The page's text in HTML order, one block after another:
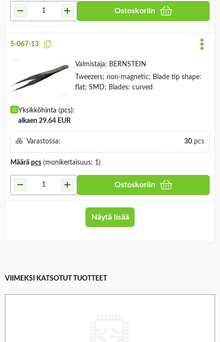
Ostoskoriin
5-067-13
Valmistaja: BERNSTEIN
Tweezers; non-magnetic; Blade tip shape:
flat; SMD; Blades: curved
Yksikköhinta (pcs):
alkaen 29.64 EUR
Varastossa: 30 pcs
Määrä pcs (monikertaisuus: 1)
Ostoskoriin
Näytä lisää
VIIMEKSI KATSOTUT TUOTTEET